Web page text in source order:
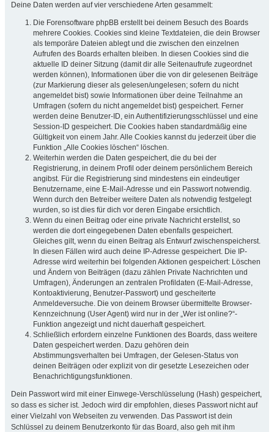
Deine Daten werden auf vier verschiedene Arten gesammelt:
Die Forensoftware phpBB erstellt bei deinem Besuch des Boards
mehrere Cookies. Cookies sind kleine Textdateien, die dein Browser
als temporäre Dateien ablegt und die zwischen den einzelnen
Aufrufen des Boards erhalten bleiben. In diesen Cookies sind die
aktuelle ID deiner Sitzung (damit dir alle Seitenaufrufe zugeordnet
werden können), Informationen über die von dir gelesenen Beiträge
(zur Markierung dieser als gelesen/ungelesen; sofern du nicht
angemeldet bist) sowie Informationen über deine Teilnahme an
Umfragen (sofern du nicht angemeldet bist) gespeichert. Ferner
werden deine Benutzer-ID, ein Authentifizierungsschlüssel und eine
Session-ID gespeichert. Die Cookies haben standardmäßig eine
Gültigkeit von einem Jahr. Alle Cookies kannst du jederzeit über die
Funktion „Alle Cookies löschen“ löschen.
Weiterhin werden die Daten gespeichert, die du bei der
Registrierung, in deinem Profil oder deinem persönlichem Bereich
angibst. Für die Registrierung sind mindestens ein eindeutiger
Benutzername, eine E-Mail-Adresse und ein Passwort notwendig.
Wenn durch den Betreiber weitere Daten als notwendig festgelegt
wurden, so ist dies für dich vor deren Eingabe ersichtlich.
Wenn du einen Beitrag oder eine private Nachricht erstellst, so
werden die dort eingegebenen Daten ebenfalls gespeichert.
Gleiches gilt, wenn du einen Beitrag als Entwurf zwischenspeicherst.
In diesen Fällen wird auch deine IP-Adresse gespeichert. Die IP-
Adresse wird weiterhin bei folgenden Aktionen gespeichert: Löschen
und Ändern von Beiträgen (dazu zählen Private Nachrichten und
Umfragen), Änderungen an zentralen Profildaten (E-Mail-Adresse,
Kontoaktivierung, Benutzer-Passwort) und gescheiterte
Anmeldeversuche. Die von deinem Browser übermittelte Browser-
Kennzeichnung (User Agent) wird nur in der „Wer ist online?“-
Funktion angezeigt und nicht dauerhaft gespeichert.
Schließlich erfordern einzelne Funktionen des Boards, dass weitere
Daten gespeichert werden. Dazu gehören dein
Abstimmungsverhalten bei Umfragen, der Gelesen-Status von
deinen Beiträgen oder explizit von dir gesetzte Lesezeichen oder
Benachrichtigungsfunktionen.
Dein Passwort wird mit einer Einwege-Verschlüsselung (Hash) gespeichert,
so dass es sicher ist. Jedoch wird dir empfohlen, dieses Passwort nicht auf
einer Vielzahl von Webseiten zu verwenden. Das Passwort ist dein
Schlüssel zu deinem Benutzerkonto für das Board, also geh mit ihm